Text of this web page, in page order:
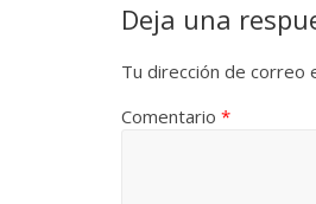
Deja una
Tu dirección de correo
Comentario *